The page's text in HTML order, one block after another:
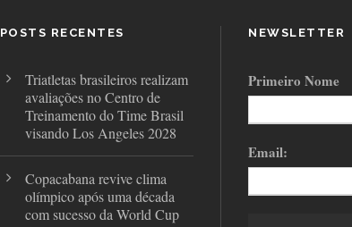
POSTS RECENTES
Triatletas brasileiros realizam
avaliações no Centro de
Treinamento do Time Brasil
visando Los Angeles 2028
Copacabana revive clima
olímpico após uma década
com sucesso da World Cup
NEWSLETTER
Primeiro Nome
Email: